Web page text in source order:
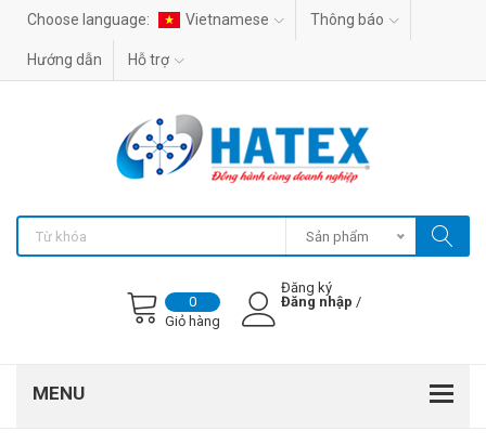
Choose language: Vietnamese Thông báo
Hướng dẫn Hỗ trợ
Sản phẩm
0
Giỏ hàng
Đăng ký
Đăng nhập /